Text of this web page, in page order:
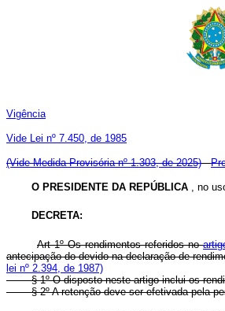
Vigência
Vide Lei nº 7.450, de 1985
(Vide Medida Provisória nº 1.303, de 2025)
O PRESIDENTE DA REPÚBLICA , no
DECRETA:
Art 1º Os rendimentos referidos no
antecipação do devido na declaração de
lei nº 2.394, de 1987)
§ 1º O disposto neste artigo inclui os
§ 2º A retenção deve ser efetivada pela